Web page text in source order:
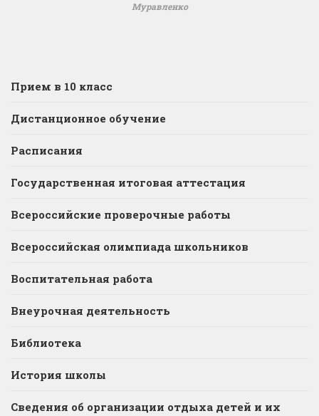
Муравленко
Прием в 10 класс
Дистанционное обучение
Расписания
Государственная итоговая аттестация
Всероссийские проверочные работы
Всероссийская олимпиада школьников
Воспитательная работа
Внеурочная деятельность
Библиотека
История школы
Сведения об организации отдыха детей и их